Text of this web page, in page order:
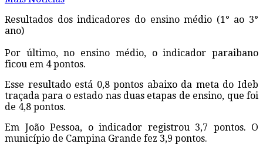
Resultados dos indicadores do ensino médio (1° ao 3°
ano)
Por último, no ensino médio, o indicador paraibano
ficou em 4 pontos.
Esse resultado está 0,8 pontos abaixo da meta do Ideb
traçada para o estado nas duas etapas de ensino, que foi
de 4,8 pontos.
Em João Pessoa, o indicador registrou 3,7 pontos. O
município de Campina Grande fez 3,9 pontos.